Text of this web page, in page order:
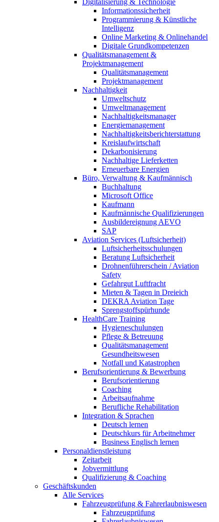
Informationssicherheit
Programmierung & Künstliche
Intelligenz
Online Marketing & Onlinehandel
Digitale Grundkompetenzen
Qualitätsmanagement &
Projektmanagement
Qualitätsmanagement
Projektmanagement
Nachhaltigkeit
Umweltschutz
Umweltmanagement
Nachhaltigkeitsmanager
Energiemanagement
Nachhaltigkeitsberichterstattung
Kreislaufwirtschaft
Dekarbonisierung
Nachhaltige Lieferketten
Erneuerbare Energien
Büro, Verwaltung & Kaufmännisch
Buchhaltung
Microsoft Office
Kaufmann
Kaufmännische Qualifizierungen
Ausbildereignung AEVO
SAP
Aviation Services (Luftsicherheit)
Luftsicherheitsschulungen
Beratung Luftsicherheit
Drohnenführerschein / Aviation
Safety
Gefahrgut Luftfracht
Mieten & Tagen in Dreieich
DEKRA Aviation Tage
Sprengstoffspürhunde
HealthCare Training
Hygieneschulungen
Pflege & Betreuung
Qualitätsmanagement
Gesundheitswesen
Notfall und Katastrophen
Berufsorientierung & Bewerbung
Berufsorientierung
Coaching
Arbeitsaufnahme
Berufliche Rehabilitation
Integration & Sprachen
Deutsch lernen
Deutschkurs für Arbeitnehmer
Business Englisch lernen
Personaldienstleistung
Zeitarbeit
Jobvermittlung
Qualifizierung & Coaching
Geschäftskunden
Alle Services
Fahrzeugprüfung & Fahrerlaubniswesen
Fahrzeugprüfung